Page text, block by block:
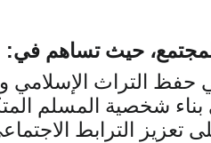
حيث تساهم في:
التراث الإسلامي
شخصية المسلم
تعزيز الترابط